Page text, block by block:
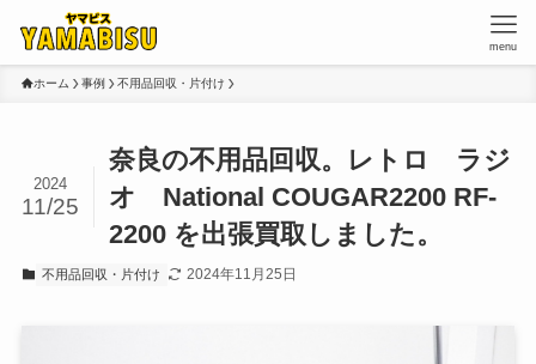
menu
ホーム 事例 不用品回収・片付け
奈良の不用品回収。レトロ ラジ
オ National COUGAR2200 RF-
2200 を出張買取しました。
2024
11/25
不用品回収・片付け 2024年11月25日